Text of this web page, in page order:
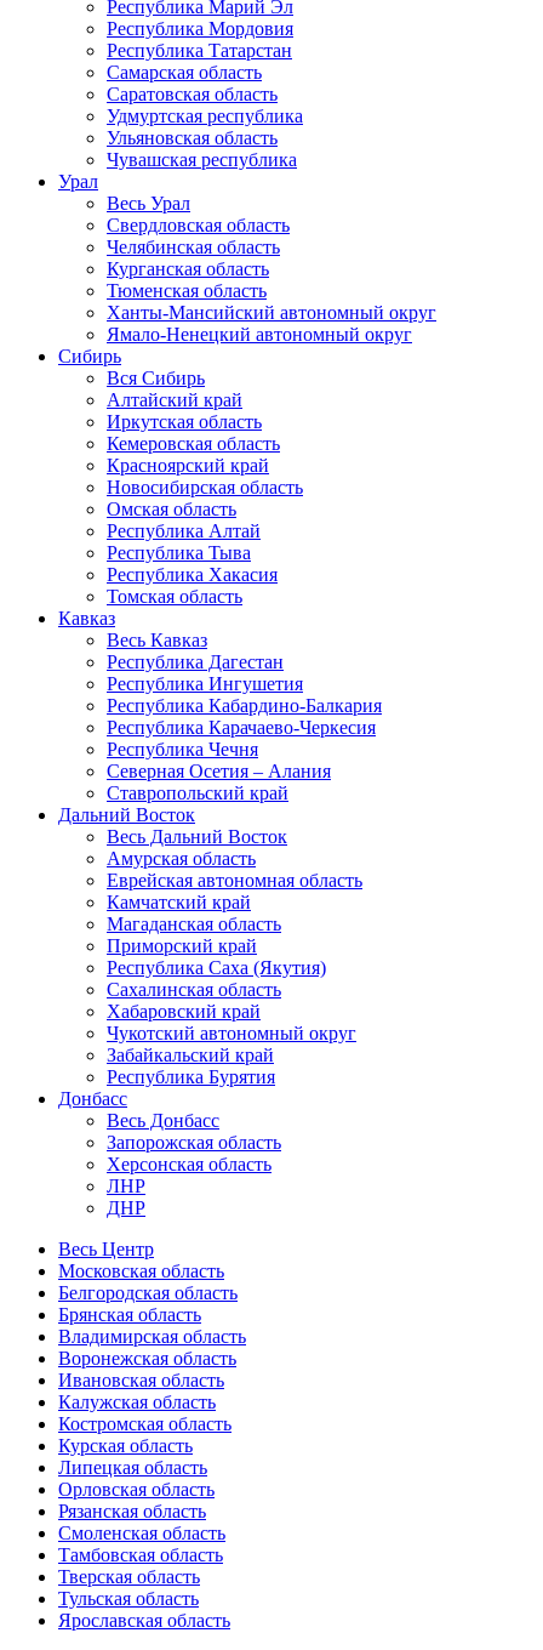
Республика Марий Эл
Республика Мордовия
Республика Татарстан
Самарская область
Саратовская область
Удмуртская республика
Ульяновская область
Чувашская республика
Урал
Весь Урал
Свердловская область
Челябинская область
Курганская область
Тюменская область
Ханты-Мансийский автономный округ
Ямало-Ненецкий автономный округ
Сибирь
Вся Сибирь
Алтайский край
Иркутская область
Кемеровская область
Красноярский край
Новосибирская область
Омская область
Республика Алтай
Республика Тыва
Республика Хакасия
Томская область
Кавказ
Весь Кавказ
Республика Дагестан
Республика Ингушетия
Республика Кабардино-Балкария
Республика Карачаево-Черкесия
Республика Чечня
Северная Осетия – Алания
Ставропольский край
Дальний Восток
Весь Дальний Восток
Амурская область
Еврейская автономная область
Камчатский край
Магаданская область
Приморский край
Республика Саха (Якутия)
Сахалинская область
Хабаровский край
Чукотский автономный округ
Забайкальский край
Республика Бурятия
Донбасс
Весь Донбасс
Запорожская область
Херсонская область
ЛНР
ДНР
Весь Центр
Московская область
Белгородская область
Брянская область
Владимирская область
Воронежская область
Ивановская область
Калужская область
Костромская область
Курская область
Липецкая область
Орловская область
Рязанская область
Смоленская область
Тамбовская область
Тверская область
Тульская область
Ярославская область